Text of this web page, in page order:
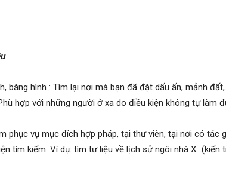
băng hình : Tìm lại nơi mà bạn đã đặt dấu ấn, mảnh
hợp với những người ở xa do điều kiện không tự làm
phục vụ mục đích hợp pháp, tại thư viên, tại nơi có tác
tìm kiếm. Ví dụ: tìm tư liệu về lịch sử ngôi nhà X…(kiến